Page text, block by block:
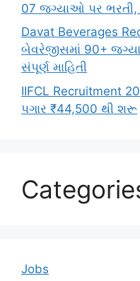
07 જગ્યાઓ પર ભરતી,
Davat Beverages
બેવરેજીસમાં 90+
સંપૂર્ણ માહિતી
IIFCL Recruitment
પગાર ₹44,500 થી શરૂ
Jobs